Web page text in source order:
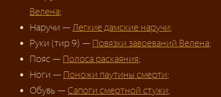
Велена;
Наручи —Легкие дамские наручи;
Руки (тир 9) — Повязки завоеваний Велена;
Пояс — Полоса раскаяния;
Ноги — Поножи паутины смерти;
Обувь — Сапоги смертной стужи;